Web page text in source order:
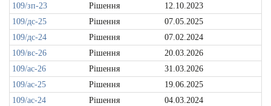
109/зп-23
Рішення
12.10.2023
109/дс-25
Рішення
07.05.2025
109/дс-24
Рішення
07.02.2024
109/вс-26
Рішення
20.03.2026
109/ас-26
Рішення
31.03.2026
109/ас-25
Рішення
19.06.2025
109/ас-24
Рішення
04.03.2024